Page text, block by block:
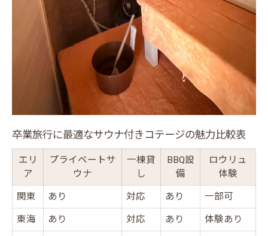
春スキー帰りに最適なサウナ付き宿泊空間とは
春スキー後に嬉しいコテージ設備比較
疲れを癒すサウナ付きコテージの選び方
グループで楽しめる広々空間の魅力
春限定のスノボ旅行に最適な滞在方法
サウナでリフレッシュする春スキー体験
グループで楽しむコテージ卒業旅行の新定番
人数別おすすめコテージ設備早見表
友人と過ごす卒業旅行の楽しみ方
グループ旅行で役立つコテージの工夫
大人数対応のサウナ付きコテージの魅力
春の思い出作りに最適なコテージ活用術
卒業旅行に最適なサウナ付きコテージの魅力比較表
エリ
ア
プライベートサ
ウナ
一棟貸
し
BBQ設
備
ロウリュ
体験
関東 あり 対応 あり 一部可
東海 あり 対応 あり 体験あり